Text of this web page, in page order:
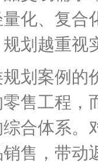
化、复合
划越重视
案例的价
售工程，
合体系。
售，带动